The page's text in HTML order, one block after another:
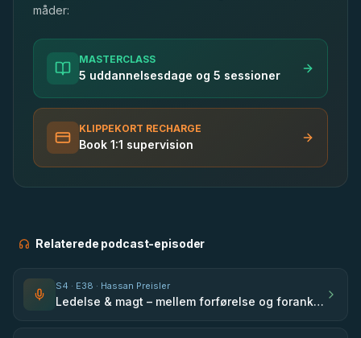
måder:
MASTERCLASS
5 uddannelsesdage og 5 sessioner
KLIPPEKORT RECHARGE
Book 1:1 supervision
Relaterede podcast-episoder
S4 · E38 · Hassan Preisler
Ledelse & magt – mellem forførelse og forankring - med Hassan Preisler